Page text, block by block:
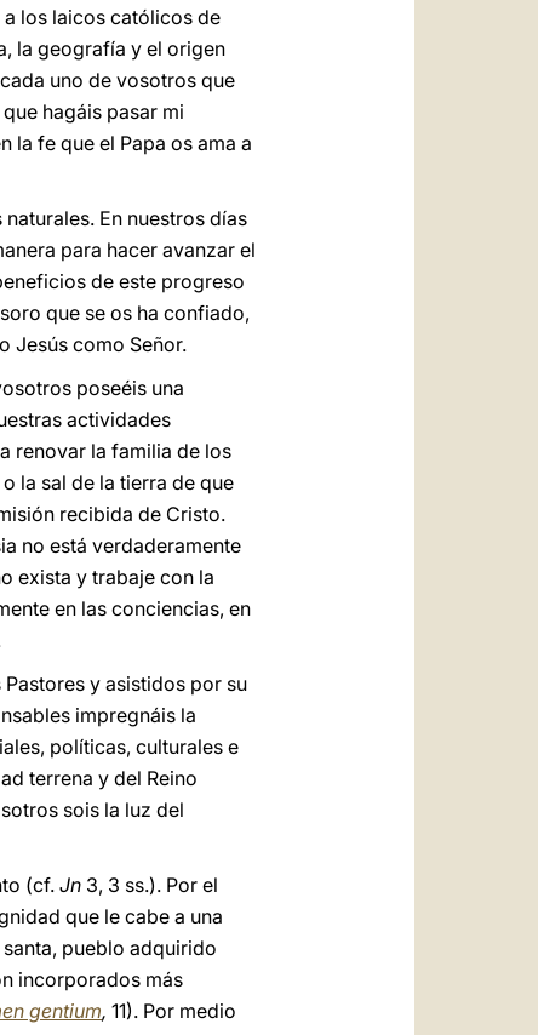
los laicos católicos de
la geografía y el origen
uno de vosotros que
hagáis pasar mi
la fe que el Papa os ama a
En nuestros días
para hacer avanzar el
de este progreso
que se os ha confiado,
Jesús como Señor.
poseéis una
actividades
renovar la familia de los
la sal de la tierra de que
recibida de Cristo.
no está verdaderamente
exista y trabaje con la
en las conciencias, en
y asistidos por su
impregnáis la
políticas, culturales e
terrena y del Reino
sois la luz del
(cf. Jn 3, 3 ss.). Por el
que le cabe a una
pueblo adquirido
incorporados más
gentium, 11). Por medio